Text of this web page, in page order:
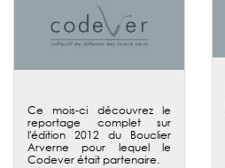
Ce mois-ci découvrez le
reportage complet sur
l'édition 2012 du Bouclier
Arverne pour lequel le
Codever était partenaire.